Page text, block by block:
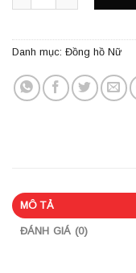
Danh mục: Đồng hồ Nữ
MÔ TẢ
ĐÁNH GIÁ (0)